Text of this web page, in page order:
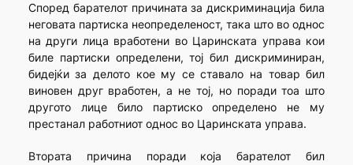
Според барателот причината за дискриминација била
неговата партиска неопределеност, така што во однос
на други лица вработени во Царинската управа кои
биле партиски определени, тој бил дискриминиран,
бидејќи за делото кое му се ставало на товар бил
виновен друг вработен, а не тој, но поради тоа што
другото лице било партиско определено не му
престанал работниот однос во Царинската управа.
Втората причина поради која барателот бил